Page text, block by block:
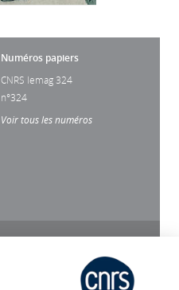
Numéros papiers
CNRS lemag 324
n°324
Voir tous les numéros